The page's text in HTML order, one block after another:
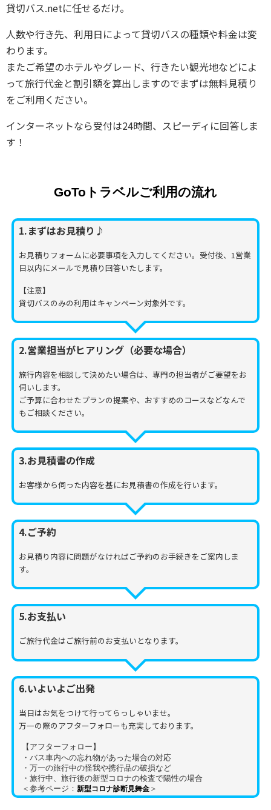
貸切バス.netに任せるだけ。
人数や行き先、利用日によって貸切バスの種類や料金は変
わります。
またご希望のホテルやグレード、行きたい観光地などによ
って旅行代金と割引額を算出しますのでまずは無料見積り
をご利用ください。
インターネットなら受付は24時間、スピーディに回答しま
す！
GoToトラベルご利用の流れ
1.まずはお見積り♪
お見積りフォームに必要事項を入力してください。受付後、1営業
日以内にメールで見積り回答いたします。
【注意】
貸切バスのみの利用はキャンペーン対象外です。
2.営業担当がヒアリング（必要な場合）
旅行内容を相談して決めたい場合は、専門の担当者がご要望をお
伺いします。
ご予算に合わせたプランの提案や、おすすめのコースなどなんで
もご相談ください。
3.お見積書の作成
お客様から伺った内容を基にお見積書の作成を行います。
4.ご予約
お見積り内容に問題がなければご予約のお手続きをご案内しま
す。
5.お支払い
ご旅行代金はご旅行前のお支払いとなります。
6.いよいよご出発
当日はお気をつけて行ってらっしゃいませ。
万一の際のアフターフォローも充実しております。
【アフターフォロー】
・バス車内への忘れ物があった場合の対応
・万一の旅行中の怪我や携行品の破損など
・旅行中、旅行後の新型コロナの検査で陽性の場合
＜参考ページ： 新型コロナ診断見舞金 ＞